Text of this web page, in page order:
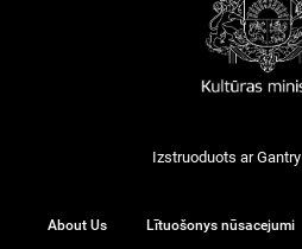
Izstruoduots arGantry
About Us Lītuošonys nūsacejumi